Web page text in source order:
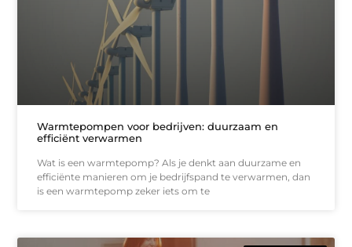
Warmtepompen voor bedrijven: duurzaam en
efficiënt verwarmen
Wat is een warmtepomp? Als je denkt aan duurzame en
efficiënte manieren om je bedrijfspand te verwarmen, dan
is een warmtepomp zeker iets om te